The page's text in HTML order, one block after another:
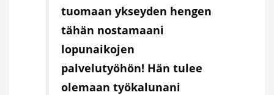
tuomaan ykseyden hengen
tähän nostamaani
lopunaikojen
palvelutyöhön! Hän tulee
olemaan työkalunani